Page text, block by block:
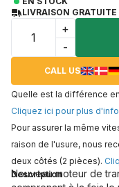
LIVRAISON GRATUITE
+
-
CALL US
Quelle est la différence
Cliquez ici pour plus
Pour assurer la même
raison de l'usure, nous
deux côtés (2 pièces).
Description
Nouveau moteur de